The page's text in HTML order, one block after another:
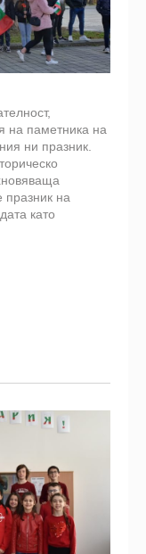
на паметника на
ни празник.
на
като